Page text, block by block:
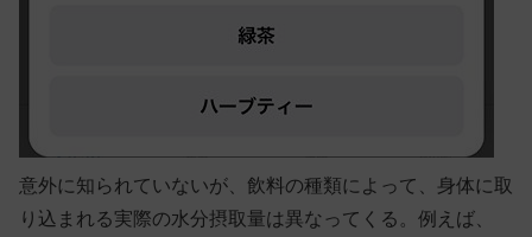
意外に知られていないが、飲料の種類によって、身体に取
り込まれる実際の水分摂取量は異なってくる。例えば、